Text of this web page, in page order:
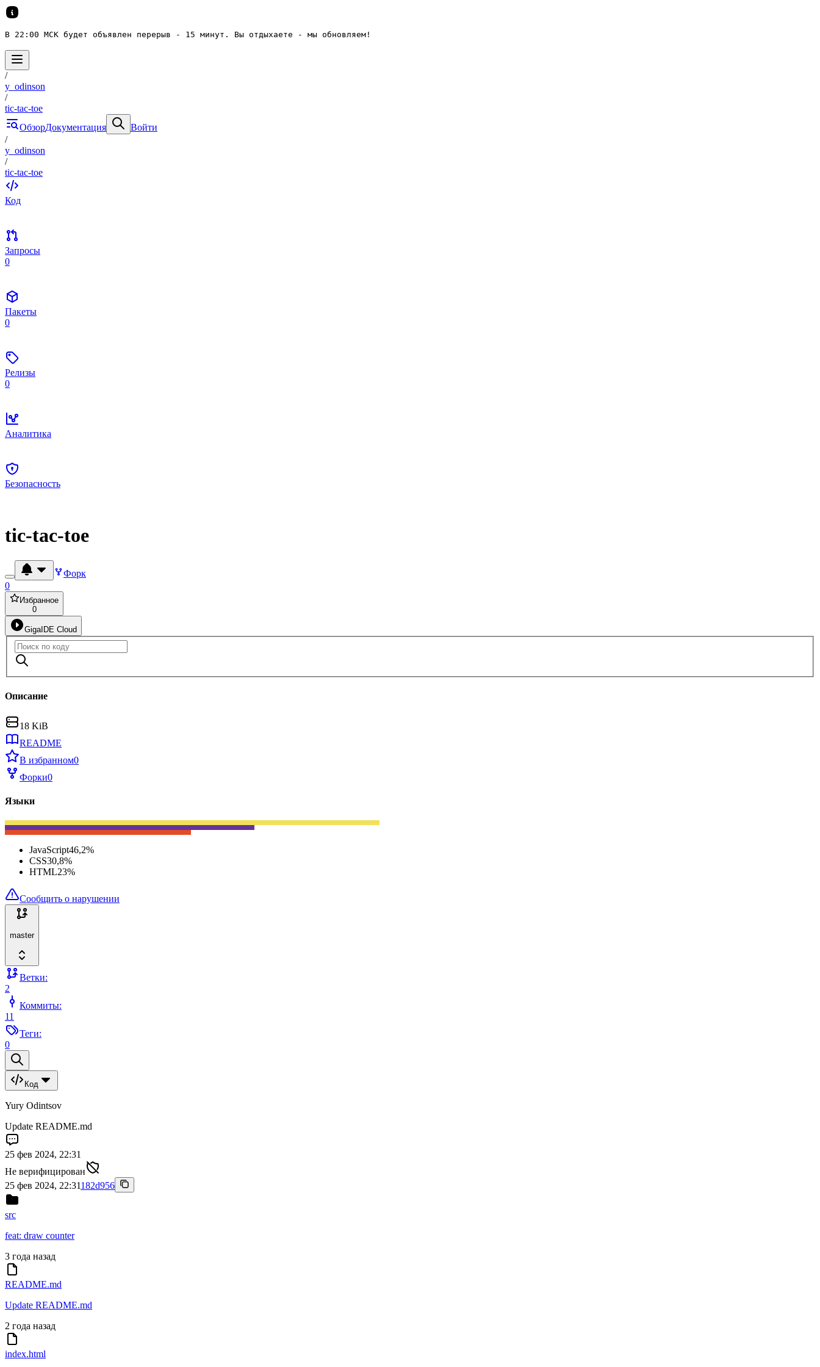
В 22:00 МСК будет объявлен перерыв - 15 минут. Вы отдыхаете - мы обновляем!
/
y_odinson
/
tic-tac-toe
ОбзорДокументация
Войти
/
y_odinson
/
tic-tac-toe
Код
Запросы
0
Пакеты
0
Релизы
0
Аналитика
Безопасность
tic-tac-toe
Форк
0
Избранное
0
GigaIDE Cloud
Описание
18 KiB
README
В избранном0
Форки0
Языки
JavaScript46,2%
CSS30,8%
HTML23%
Сообщить о нарушении
master
Ветки:
2
Коммиты:
11
Теги:
0
Код
Yury Odintsov
Update README.md
25 фев 2024, 22:31
Не верифицирован
25 фев 2024, 22:31182d956
src
feat: draw counter
3 года назад
README.md
Update README.md
2 года назад
index.html